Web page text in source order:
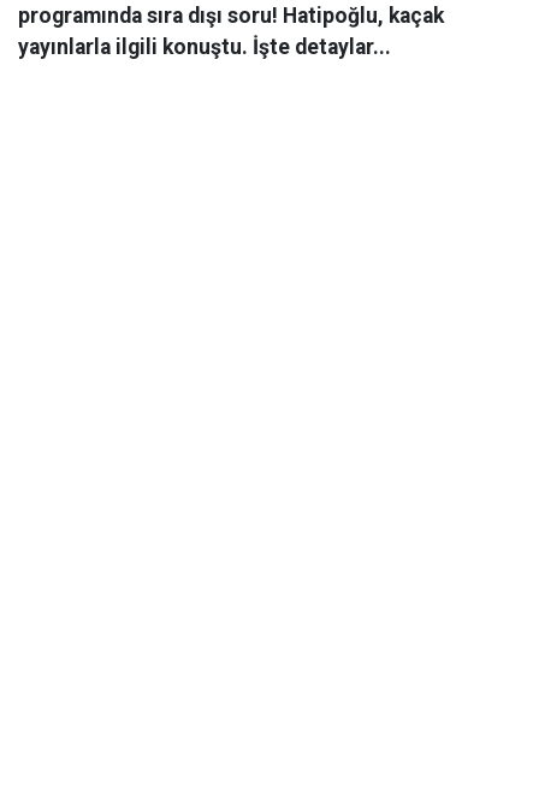
programında sıra dışı soru! Hatipoğlu, kaçak
yayınlarla ilgili konuştu. İşte detaylar...